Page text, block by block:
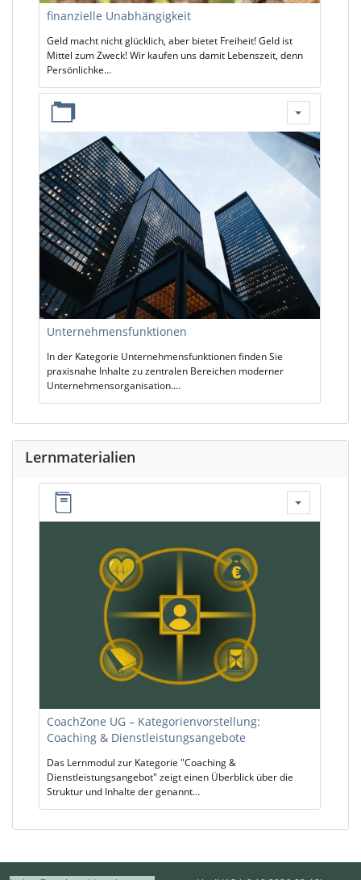
finanzielle Unabhängigkeit
Geld macht nicht glücklich, aber bietet Freiheit! Geld ist
Mittel zum Zweck! Wir kaufen uns damit Lebenszeit, denn
Persönlichke…
Unternehmensfunktionen
In der Kategorie Unternehmensfunktionen finden Sie
praxisnahe Inhalte zu zentralen Bereichen moderner
Unternehmensorganisation.…
Lernmaterialien
CoachZone UG – Kategorienvorstellung:
Coaching & Dienstleistungsangebote
Das Lernmodul zur Kategorie "Coaching &
Dienstleistungsangebot" zeigt einen Überblick über die
Struktur und Inhalte der genannt…